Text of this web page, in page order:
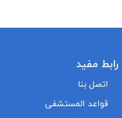
رابط مفيد
اتصل بنا
قواعد المستشفى